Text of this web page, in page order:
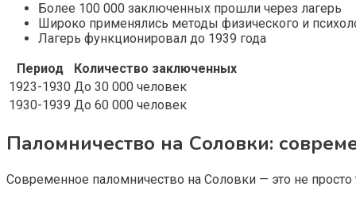
Более 100 000 заключенных прошли через лагерь
Широко применялись методы физического и
Лагерь функционировал до 1939 года
Период
Количество заключенных
1923-1930 До 30 000 человек
1930-1939 До 60 000 человек
Паломничество на Соловки:
Современное паломничество на Соловки — это не